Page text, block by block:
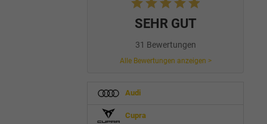
SEHR GUT
31 Bewertungen
Alle Bewertungen anzeigen >
Audi
Cupra